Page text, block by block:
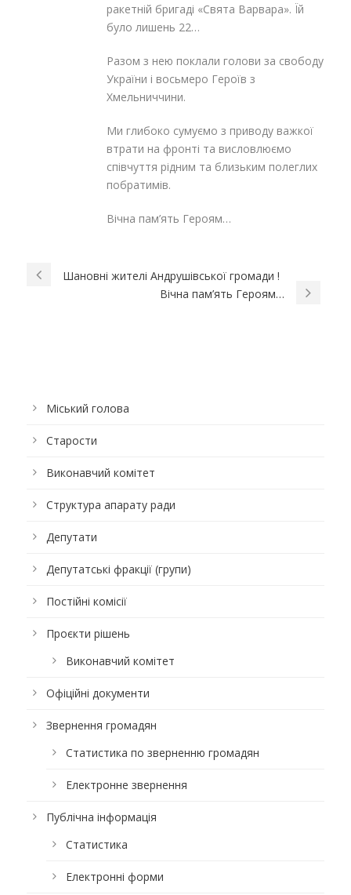
ракетній бригаді «Свята Варвара». Їй
було лишень 22…
Разом з нею поклали голови за свободу
України і восьмеро Героїв з
Хмельниччини.
Ми глибоко сумуємо з приводу важкої
втрати на фронті та висловлюємо
співчуття рідним та близьким полеглих
побратимів.
Вічна пам’ять Героям…
Шановні жителі Андрушівської громади !
Вічна пам’ять Героям…
Міський голова
Старости
Виконавчий комітет
Структура апарату ради
Депутати
Депутатські фракції (групи)
Постійні комісії
Проєкти рішень
Виконавчий комітет
Офіційні документи
Звернення громадян
Статистика по зверненню громадян
Електронне звернення
Публічна інформація
Статистика
Електронні форми